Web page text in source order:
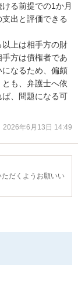
る前提での1か月
出と評価できる
上は相手方の財
方は債権者であ
なるため、偏頗
も、弁護士へ依
、問題になる可
2026年6月13日 14:49
だくようお願いい